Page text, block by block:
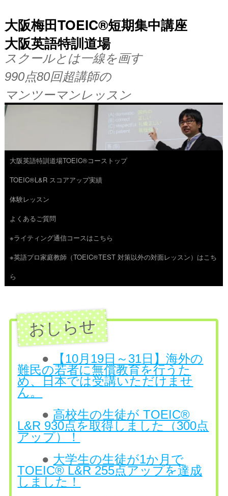
大阪梅田TOEIC®短期集中講座
大阪英語特訓道場
スクールとは一線を画す
990点80回超講師の
マンツーマンレッスン
コ
ン
テ
ン
ツ
へ
ス
大阪英語特訓道場TOEIC®コーストップ
TOEIC®L&R スコアアップ実績
体験レッスン
よくあるご質問
※ライティング通信コースはこちら
※英語プロ家庭教師（TOEIC®TEST 対策以外の対面レッスン）はこち
ら
●
【10月19日～31日】海外の
難民の若者に無償教育を行うた
め、日本では受講いただけませ
ん。
● 高校生の生徒が TOEIC®
L&R 930点を取得しました（300点
アップ）！
● 大学生の生徒が1か月で
TOEIC® L&R 255点アップを達成
しました！